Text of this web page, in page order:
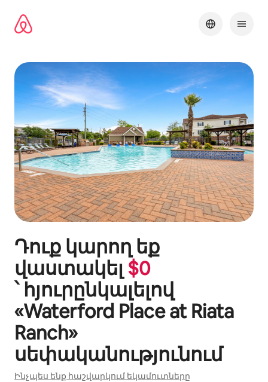
բովանդակությանը
Դուք կարող եք
վաստակել $0
՝ հյուրընկալելով
«Waterford Place at Riata
Ranch»
սեփականությունում
Ինչպես ենք հաշվարկում եկամուտները